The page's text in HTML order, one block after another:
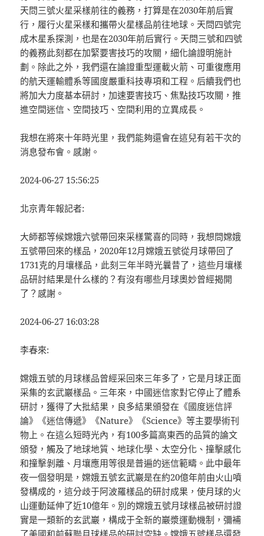
天問三號火星采樣前往的義務，打算是在2030年前后實
行，履行火星采樣和攜帶火星樣品前往地球。天問四號完
成木星系探測，也是在2030年前后實行。天問三號和四號
的義務此刻都在加緊要害技巧的攻關，細化論證明施計
劃。除此之外，我們還在論證重型運載火箭、可重復應用
的航天運輸體系等國度嚴重科技專項和工程。后續我們也
將加大力度基本研討，加速要害技巧、焦點技巧攻關，推
進空間迷信、空間技巧、空間利用的立異成長。
我想在將來十年時光里，我們能夠還會在這兒有若干次的
消息發布會。感謝。
2024-06-27 15:56:25
北京青年報記者:
大師都等候嫦娥六號帶回來采樣驚喜的同時，我想問嫦娥
五號帶回來的樣品，2020年12月嫦娥五號從月球帶回了
1731克的月壤樣品，此刻三年半時光曩昔了，這些月壤樣
品研討結果是什么樣的？有沒有哪些月球奧妙曾經揭開
了？感謝。
2024-06-27 16:03:28
李春來:
嫦娥五號的月球樣品曾經采回來三年多了，它是月球正面
采集的玄武巖樣品。三年來，中國迷信家對它停止了體系
研討，獲得了大批結果，良多結果頒發在《國度迷信評
論》《迷信傳遞》《Nature》《Science》等主要學術刊
物上。在這么短時光內，有100多篇高東西的品質的論文
頒發，觸及了地球地質、地球化學、太空分化、撞擊感化
和撞擊剝離、月壤應用等很是普遍的迷信範疇。此中最年
夜一個發明是，嫦娥五號玄武巖是在約20億年前由火山噴
發構成的，這分歧于阿波羅樣品的研討成果，使月球的火
山運動延伸了近10億年。別的嫦娥五號月球樣品被研討證
實是一類新的玄武巖，構成于全新的巖漿運動機制，彌補